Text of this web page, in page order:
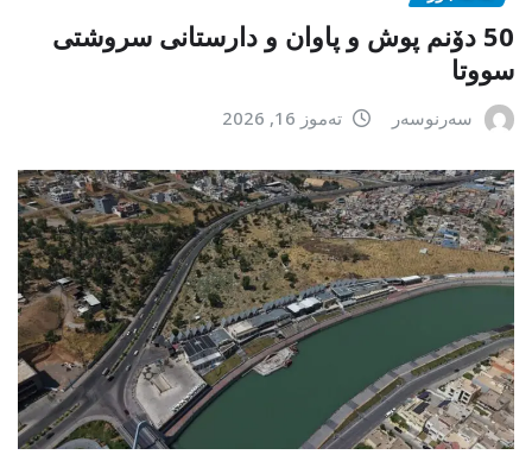
50 دۆنم پوش و پاوان و دارستانی سروشتی
سووتا
سەرنوسەر تەموز 16, 2026